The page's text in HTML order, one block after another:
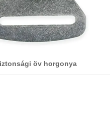
öv horgonya